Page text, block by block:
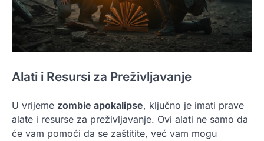
Alati i Resursi za Preživljavanje
U vrijeme zombie apokalipse, ključno je imati prave
alate i resurse za preživljavanje. Ovi alati ne samo da
će vam pomoći da se zaštitite, već vam mogu